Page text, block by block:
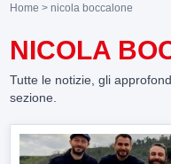
Home > nicola boccalone
NICOLA
Tutte le notizie, gli
sezione.